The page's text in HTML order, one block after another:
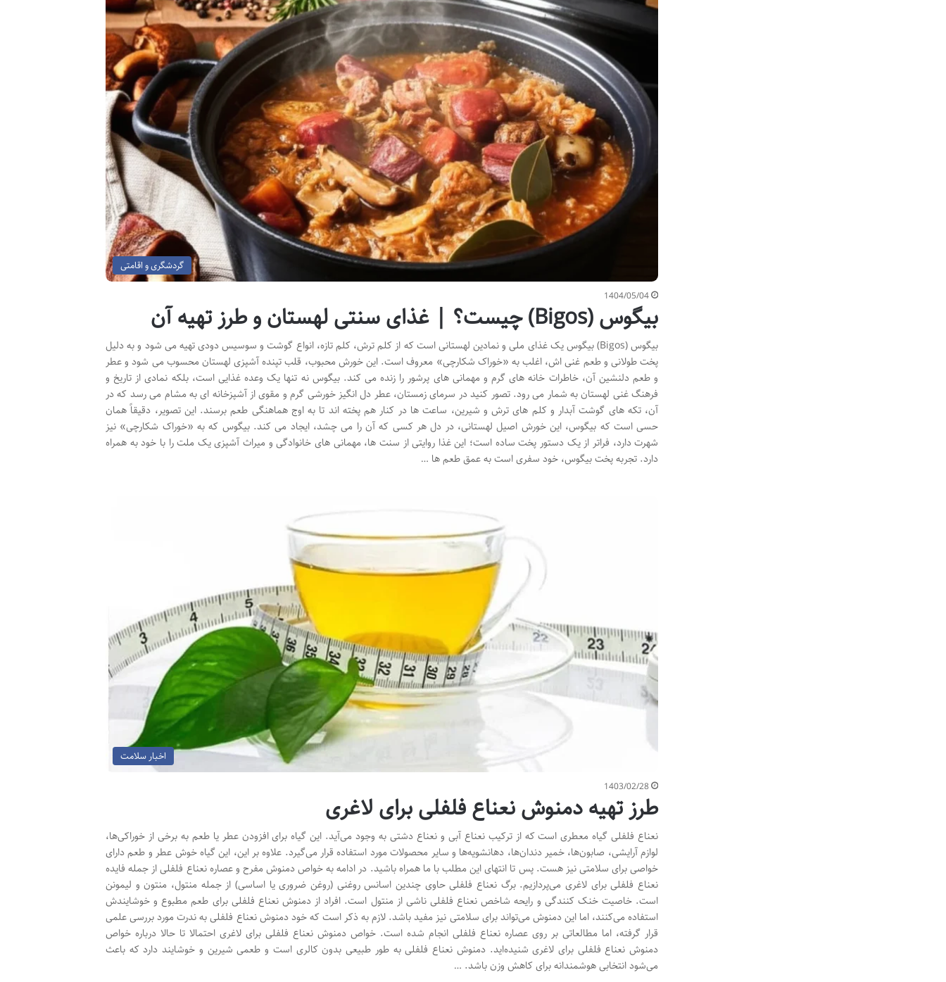
گردشگری و اقامتی
1404/05/04
بیگوس (Bigos) چیست؟ | غذای سنتی لهستان و طرز تهیه آن
بیگوس (Bigos) بیگوس یک غذای ملی و نمادین لهستانی است که از کلم ترش، کلم تازه، انواع گوشت و سوسیس دودی تهیه می شود و به دلیل
پخت طولانی و طعم غنی اش، اغلب به «خوراک شکارچی» معروف است. این خورش محبوب، قلب تپنده آشپزی لهستان محسوب می شود و عطر
و طعم دلنشین آن، خاطرات خانه های گرم و مهمانی های پرشور را زنده می کند. بیگوس نه تنها یک وعده غذایی است، بلکه نمادی از تاریخ و
فرهنگ غنی لهستان به شمار می رود. تصور کنید در سرمای زمستان، عطر دل انگیز خورشی گرم و مقوی از آشپزخانه ای به مشام می رسد که در
آن، تکه های گوشت آبدار و کلم های ترش و شیرین، ساعت ها در کنار هم پخته اند تا به اوج هماهنگی طعم برسند. این تصویر، دقیقاً همان
حسی است که بیگوس، این خورش اصیل لهستانی، در دل هر کسی که آن را می چشد، ایجاد می کند. بیگوس که به «خوراک شکارچی» نیز
شهرت دارد، فراتر از یک دستور پخت ساده است؛ این غذا روایتی از سنت ها، مهمانی های خانوادگی و میراث آشپزی یک ملت را با خود به همراه
دارد. تجربه پخت بیگوس، خود سفری است به عمق طعم ها …
اخبار سلامت
1403/02/28
طرز تهیه دمنوش نعناع فلفلی برای لاغری
نعناع فلفلی گیاه معطری است که از ترکیب نعناع آبی و نعناع دشتی به وجود می‌آید. این گیاه برای افزودن عطر یا طعم به برخی از خوراکی‌ها،
لوازم آرایشی، صابون‌ها، خمیر دندان‌ها، دهانشویه‌ها و سایر محصولات مورد استفاده قرار می‌گیرد. علاوه بر این، این گیاه خوش عطر و طعم دارای
خواصی برای سلامتی نیز هست. پس تا انتهای این مطلب با ما همراه باشید. در ادامه به خواص دمنوش مفرح و عصاره نعناع فلفلی از جمله فایده
نعناع فلفلی برای لاغری می‌پردازیم. برگ‌ نعناع فلفلی حاوی چندین اسانس روغنی (روغن ضروری یا اساسی) از جمله منتول، منتون و لیمونن
است. خاصیت خنک کنندگی و رایحه شاخص نعناع فلفلی ناشی از منتول است. افراد از دمنوش نعناع فلفلی برای طعم مطبوع و خوشایندش
استفاده می‌کنند، اما این دمنوش می‌تواند برای سلامتی نیز مفید باشد. لازم به ذکر است که خود دمنوش نعناع فلفلی به ندرت مورد بررسی علمی
قرار گرفته، اما مطالعاتی بر روی عصاره‌ نعناع فلفلی انجام شده است. خواص دمنوش نعناع فلفلی برای لاغری احتمالا تا حالا درباره خواص
دمنوش نعناع فلفلی برای لاغری شنیده‌اید. دمنوش نعناع فلفلی به طور طبیعی بدون کالری است و طعمی شیرین و خوشایند دارد که باعث
می‌شود انتخابی هوشمندانه برای کاهش وزن باشد. …